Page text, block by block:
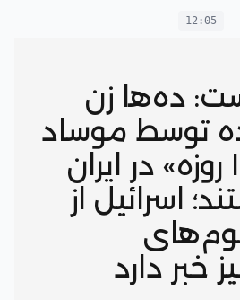
12:05
ده‌ها زن
توسط موساد
در «جنگ ۱۲ روزه» در ایران
اسرائیل از
خبر دارد